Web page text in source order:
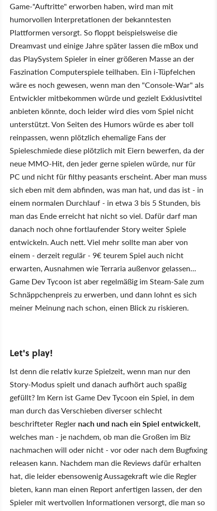
Game-"Auftritte" erworben haben, wird man mit
humorvollen Interpretationen der bekanntesten
Plattformen versorgt. So floppt beispielsweise die
Dreamvast und einige Jahre später lassen die mBox und
das PlaySystem Spieler in einer größeren Masse an der
Faszination Computerspiele teilhaben. Ein i-Tüpfelchen
wäre es noch gewesen, wenn man den "Console-War" als
Entwickler mitbekommen würde und gezielt Exklusivtitel
anbieten könnte, doch leider wird dies vom Spiel nicht
unterstützt. Von Seiten des Humors würde es aber toll
reinpassen, wenn plötzlich ehemalige Fans der
Spieleschmiede diese plötzlich mit Eiern bewerfen, da der
neue MMO-Hit, den jeder gerne spielen würde, nur für
PC und nicht für filthy peasants erscheint. Aber man muss
sich eben mit dem abfinden, was man hat, und das ist - in
einem normalen Durchlauf - in etwa 3 bis 5 Stunden, bis
man das Ende erreicht hat nicht so viel. Dafür darf man
danach noch ohne fortlaufender Story weiter Spiele
entwickeln. Auch nett. Viel mehr sollte man aber von
einem - derzeit regulär - 9€ teurem Spiel auch nicht
erwarten, Ausnahmen wie Terraria außenvor gelassen...
Game Dev Tycoon ist aber regelmäßig im Steam-Sale zum
Schnäppchenpreis zu erwerben, und dann lohnt es sich
meiner Meinung nach schon, einen Blick zu riskieren.
Let's play!
Ist denn die relativ kurze Spielzeit, wenn man nur den
Story-Modus spielt und danach aufhört auch spaßig
gefüllt? Im Kern ist Game Dev Tycoon ein Spiel, in dem
man durch das Verschieben diverser schlecht
beschrifteter Regler nach und nach ein Spiel entwickelt,
welches man - je nachdem, ob man die Großen im Biz
nachmachen will oder nicht - vor oder nach dem Bugfixing
releasen kann. Nachdem man die Reviews dafür erhalten
hat, die leider ebensowenig Aussagekraft wie die Regler
bieten, kann man einen Report anfertigen lassen, der den
Spieler mit wertvollen Informationen versorgt, die man so